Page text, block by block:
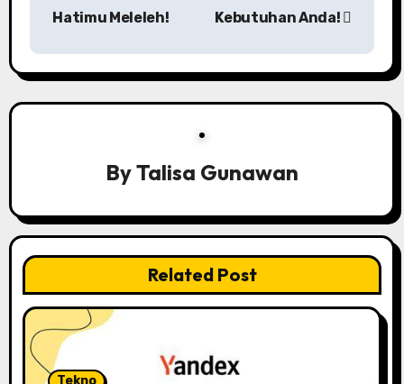
n
a
g
a
t
i
o
Hatimu Meleleh!
Kebutuhan Anda!
ByTalisa Gunawan
Related Post
Tekno